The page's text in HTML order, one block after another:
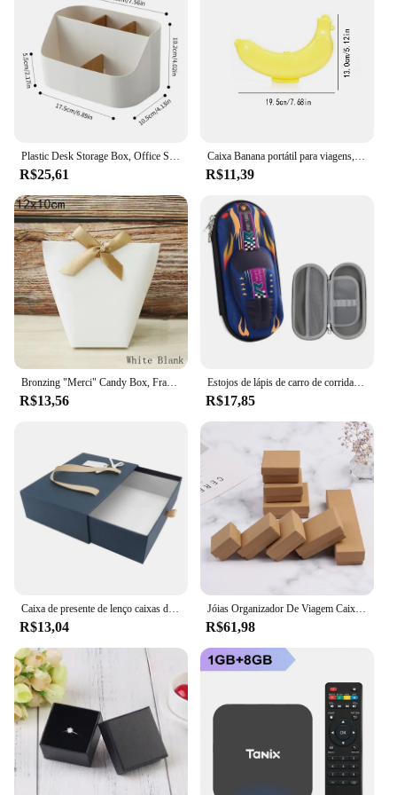
Plastic Desk Storage Box, Office Supplies Box, Makeup Cosmetic Desktop Organizer, Dividing Box for Living Room
R$25,61
Caixa Banana portátil para viagens, caixa de armazenamento de frutas, forma de banana plástica, estojo protetor ao ar livre, 3 cores
R$11,39
R$13,56
Estojos de lápis de carro de corrida 3D, Cartoons Escola Lápis Case para crianças, Caixa de papelaria EVA PU Plastic Pen Case, Boy Cute Pen Bag
R$17,85
R$13,04
Jóias Organizador De Viagem Caixa De Presente com Esponja Preta, Anel Caixa De Armazenamento, Caixa De Papelão, Eco Friendly Pequenos Favores, 24 Quadrado, 5x5cm
R$61,98